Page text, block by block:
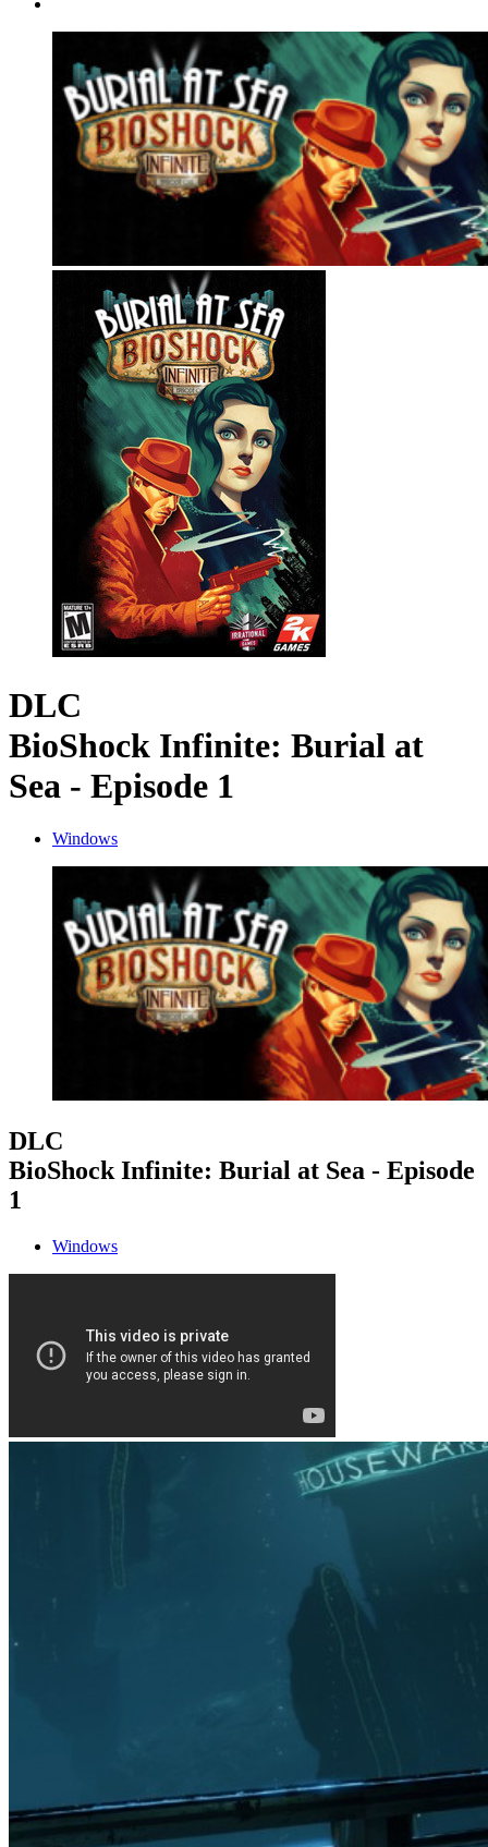
DLC
BioShock Infinite: Burial at
Sea - Episode 1
Windows
DLC
BioShock Infinite: Burial at Sea - Episode
1
Windows